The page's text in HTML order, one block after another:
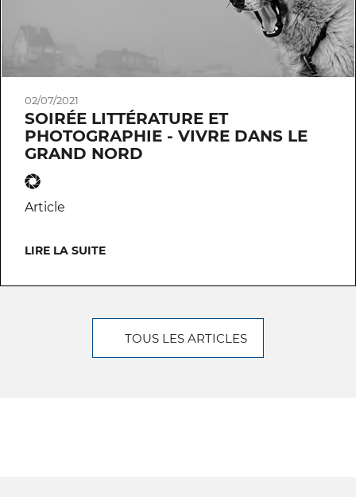
02/07/2021
SOIRÉE LITTÉRATURE ET
PHOTOGRAPHIE - VIVRE DANS LE
GRAND NORD
Article
LIRE LA SUITE
TOUS LES ARTICLES